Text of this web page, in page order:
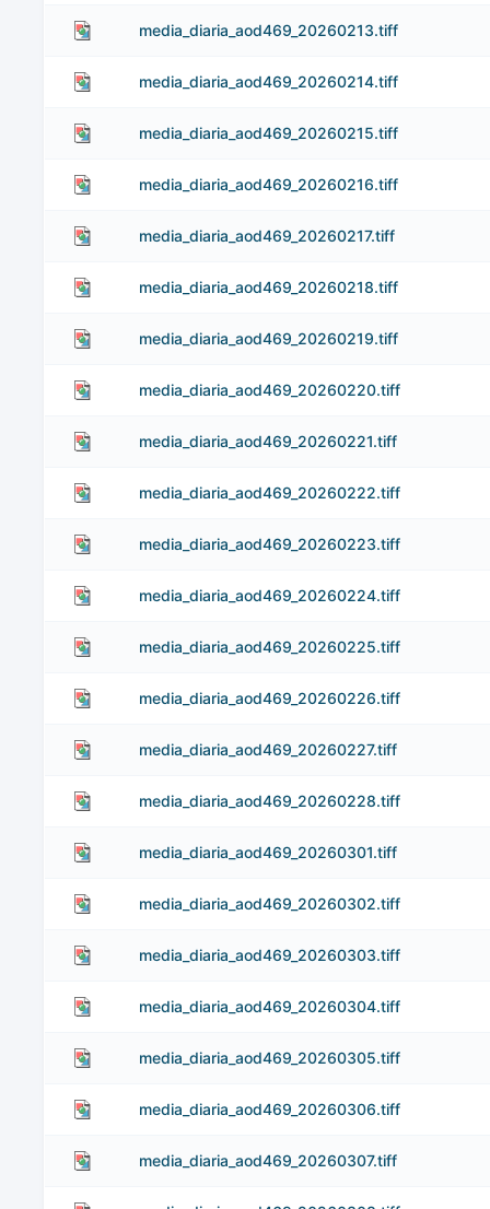
media_diaria_aod469_20260213.tiff
media_diaria_aod469_20260214.tiff
media_diaria_aod469_20260215.tiff
media_diaria_aod469_20260216.tiff
media_diaria_aod469_20260217.tiff
media_diaria_aod469_20260218.tiff
media_diaria_aod469_20260219.tiff
media_diaria_aod469_20260220.tiff
media_diaria_aod469_20260221.tiff
media_diaria_aod469_20260222.tiff
media_diaria_aod469_20260223.tiff
media_diaria_aod469_20260224.tiff
media_diaria_aod469_20260225.tiff
media_diaria_aod469_20260226.tiff
media_diaria_aod469_20260227.tiff
media_diaria_aod469_20260228.tiff
media_diaria_aod469_20260301.tiff
media_diaria_aod469_20260302.tiff
media_diaria_aod469_20260303.tiff
media_diaria_aod469_20260304.tiff
media_diaria_aod469_20260305.tiff
media_diaria_aod469_20260306.tiff
media_diaria_aod469_20260307.tiff